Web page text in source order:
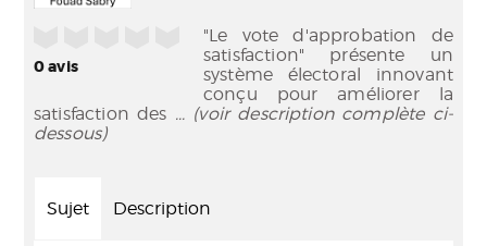
0avis
"Le vote d'approbation de
satisfaction" présente un
système électoral innovant
conçu pour améliorer la
satisfaction des ... (voir description complète ci-
dessous)
Sujet Description